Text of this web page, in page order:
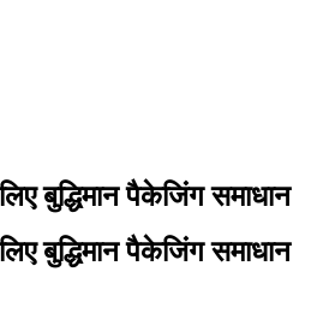
बुद्धिमान पैकेजिंग समाधान
बुद्धिमान पैकेजिंग समाधान